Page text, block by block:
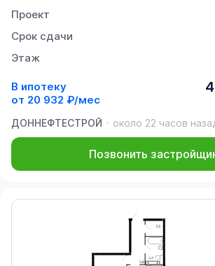
Проект
Срок сдачи
Этаж
В ипотеку
от 20 932 ₽/мес
ДОННЕФТЕСТРОЙ
около 22 часов
Позвонить